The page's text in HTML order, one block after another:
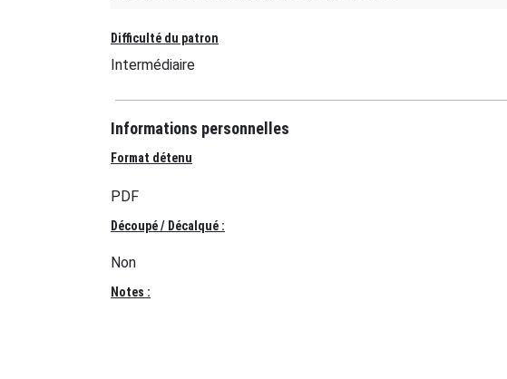
Difficulté du patron
Intermédiaire
Informations personnelles
Format détenu
PDF
Découpé / Décalqué :
Non
Notes :